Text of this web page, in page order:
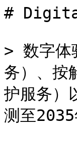
#
> 数字体
务）、按
护服务）
测至2035